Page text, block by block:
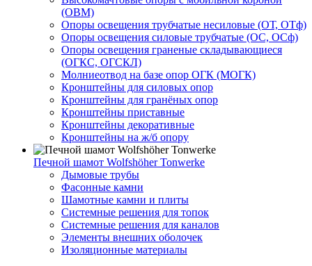
(ОВМ)
Опоры освещения трубчатые несиловые (ОТ, ОТф)
Опоры освещения силовые трубчатые (ОС, ОСф)
Опоры освещения граненые складывающиеся
(ОГКС, ОГСКЛ)
Молниеотвод на базе опор ОГК (МОГК)
Кронштейны для силовых опор
Кронштейны для гранёных опор
Кронштейны приставные
Кронштейны декоративные
Кронштейны на ж/б опору
Печной шамот Wolfshöher Tonwerke
Дымовые трубы
Фасонные камни
Шамотные камни и плиты
Системные решения для топок
Системные решения для каналов
Элементы внешних оболочек
Изоляционные материалы